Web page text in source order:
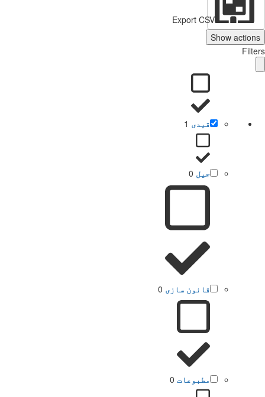
Export CSV
Show
قیدی 1
جیل 0
قانون سازی 0
مطبوعات 0